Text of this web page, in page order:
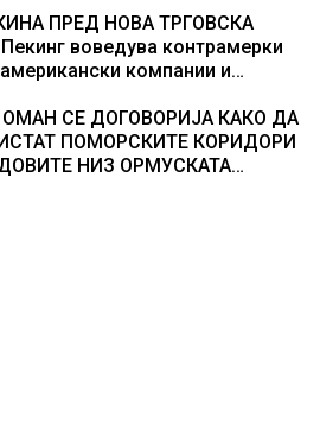
ПРЕД НОВА ТРГОВСКА
воведува контрамерки
компании и
ОМАН СЕ ДОГОВОРИЈА КАКО ДА
ПОМОРСКИТЕ КОРИДОРИ
НИЗ ОРМУСКАТА